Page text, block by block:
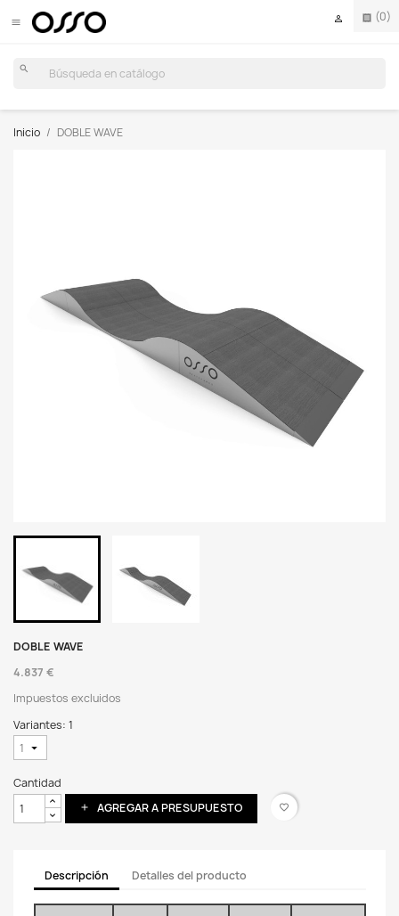
 receipt (0)

search
Inicio DOBLE WAVE
DOBLE WAVE
4.837 €
Impuestos excluidos
Variantes: 1
Cantidad
add AGREGAR A PRESUPUESTO favorite_border
Descripción Detalles del producto